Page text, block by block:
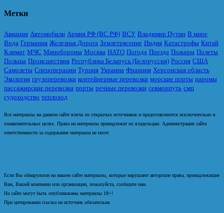
Метки
Авиация Автомобили Армия РФ (ВС РФ) ВСУ Владимир Путин В мире
Вода Германия Железная Дорога Землетрясение Индия Катастрофы Китай
Климат МЧС Минобороны Москва НАТО Погода Поезда Пожары Полеты
Польша Происшествия Республика Беларусь (Белоруссия) Россия США
Самолеты Спецоперации Турция Украина Франция Херсонская область
Экология грузоперевозки контейнерные перевозки морские порты паромы
пассажирские перевозки порты речные перевозки севморпуть смп
судоходство теплоход
Все материалы на данном сайте взяты из открытых источников и предоставляются исключительно в
ознакомительных целях. Права на материалы принадлежат их владельцам. Администрация сайта
ответственности за содержание материала не несет.
Если Вы обнаружили на нашем сайте материалы, которые нарушают авторские права, принадлежащие
Вам, Вашей компании или организации, пожалуйста, сообщите нам.
На сайте могут быть опубликованы материалы 18+!
При цитировании ссылка на источник обязательна.